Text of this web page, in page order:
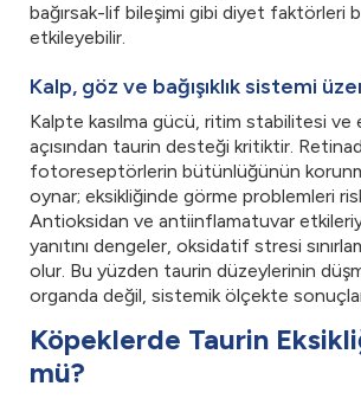
bağırsak-lif bileşimi gibi diyet faktörleri
etkileyebilir.
Kalp, göz ve bağışıklık sistemi
Kalpte kasılma gücü, ritim stabilitesi ve
açısından taurin desteği kritiktir.
fotoreseptörlerin bütünlüğünün
oynar; eksikliğinde görme problemleri
Antioksidan ve antiinflamatuvar
yanıtını dengeler, oksidatif stresi
olur. Bu yüzden taurin düzeylerinin
organda değil, sistemik ölçekte
Köpeklerde Taurin
mü?